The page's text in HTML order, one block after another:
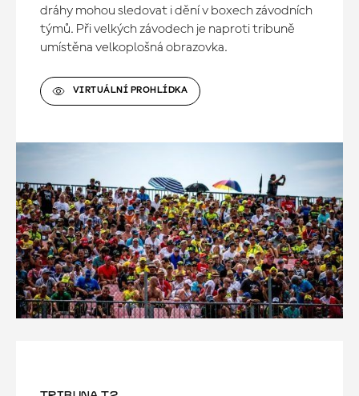
dráhy mohou sledovat i dění v boxech závodních
týmů. Při velkých závodech je naproti tribuně
umístěna velkoplošná obrazovka.
VIRTUÁLNÍ PROHLÍDKA